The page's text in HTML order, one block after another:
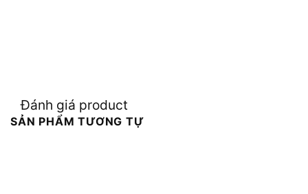
Đánh giá product
SẢN PHẨM TƯƠNG TỰ